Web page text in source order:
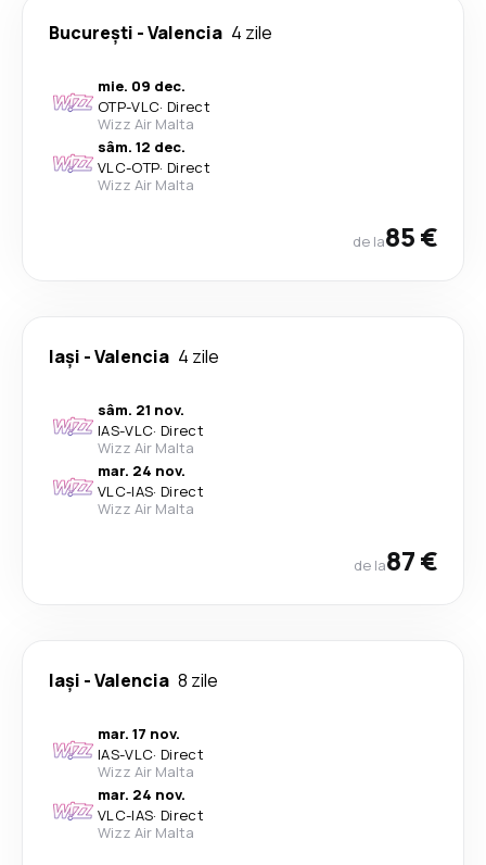
București -Valencia 4 zile
mie. 09 dec.
OTP-VLC· Direct
Wizz Air Malta
sâm. 12 dec.
VLC-OTP· Direct
Wizz Air Malta
de la85 €
Iași -Valencia 4 zile
sâm. 21 nov.
IAS-VLC· Direct
Wizz Air Malta
mar. 24 nov.
VLC-IAS· Direct
Wizz Air Malta
de la87 €
Iași -Valencia 8 zile
mar. 17 nov.
IAS-VLC· Direct
Wizz Air Malta
mar. 24 nov.
VLC-IAS· Direct
Wizz Air Malta